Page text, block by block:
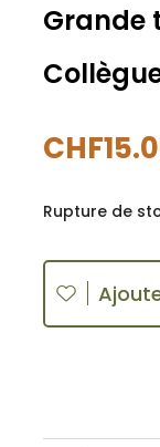
Grande
CHF
Rupture de